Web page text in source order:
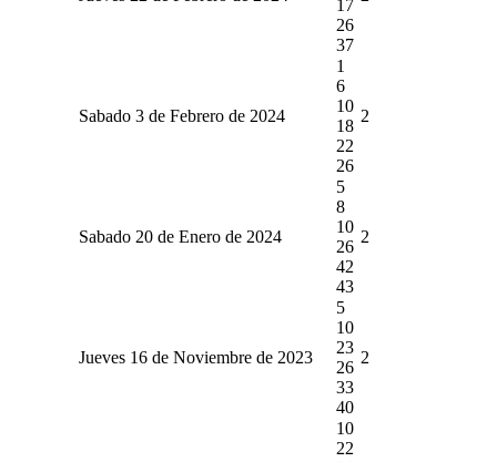
17
26
37
Sabado 3 de Febrero de 2024
1
6
10
18
22
26
2
Sabado 20 de Enero de 2024
5
8
10
26
42
43
2
Jueves 16 de Noviembre de 2023
5
10
23
26
33
40
2
10
22